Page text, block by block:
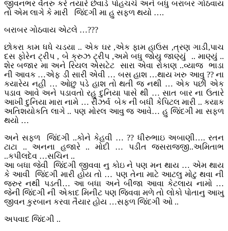
જીવનભર વૈતરુ કરે તયારે છેવાડે પોહચચે અને બધુ બરાબર ગોઠવાય
તો એમ લાગે કે મારી જિંદગી મા હુ સફળ થયો ….
બરાબર ગોઠવાય એટલે …???
છોકરા કામ ધધે ચડયા .. એક ઘર ,એક ફામ હાઉસ ,ત્રણ ગાડી,પાચ
દસ ફોરેન ટ્રીપ , બે ક્રુઝ ટ્રીપ ,અમે બધુ જોયુ જાણ્યું .. માણ્યું ..
શેર બજાર મા અને રિયલ એસટેટ સારા એવા રોકાણ ..વ્યાજ ભાડા
ની આવક …એફ ડી સારી એવી … બસ હાશ …થાય ખરુ આવુ ?? ના
કયારેય નહી … ઓછુ પડે હાશ તો થતી જ નથી … એક પછી એક
પડાવ આવે અને પડાવતો રહુ દુનિયા પાસે થી … સાત બાર ના ઉતારે
આખી દુનિયા મારા નામે … રીઝર્વ બેક ની બધી કેપિટલ મારી .. કયાક
અતિશયોકતિ લાગે .. પણ મોરલ આવુ જ આવે… હુ જિંદગી મા સફળ
થયો …
અને સફળ જિંદગી ..કોને કેહવી … ?? ધીરુભાઇ અબાણી…. રતન
ટાટા .. અનના હજારે .. મોદી … પડીત જસરાજજી..અમિતાભ
..કપીલદેવ …સચિન ..
આ બધા જેવી જિંદગી જીવવા નુ કોઇ ને પણ મન થાય … એમ થાય
કે આવી જિંદગી મારી હોય તો … પણ તેના માટે આટલુ મોટુ થવા ની
જરુર નથી પડતી… આ બધા અને બીજા આવા કેટલાય નામો …
જેની જિંદગી ની એકાદ મિનીટ પણ જિવવા મળે તો લોકો પોતાનુ આખુ
જીવન કુરબાન કરવા તૈયાર હોય …સફળ જિંદગી ઓ ..
અપવાદ જિંદગી ..